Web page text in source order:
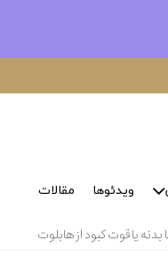
ویدئوها مقالات
یاقوت کبود از هابلوت